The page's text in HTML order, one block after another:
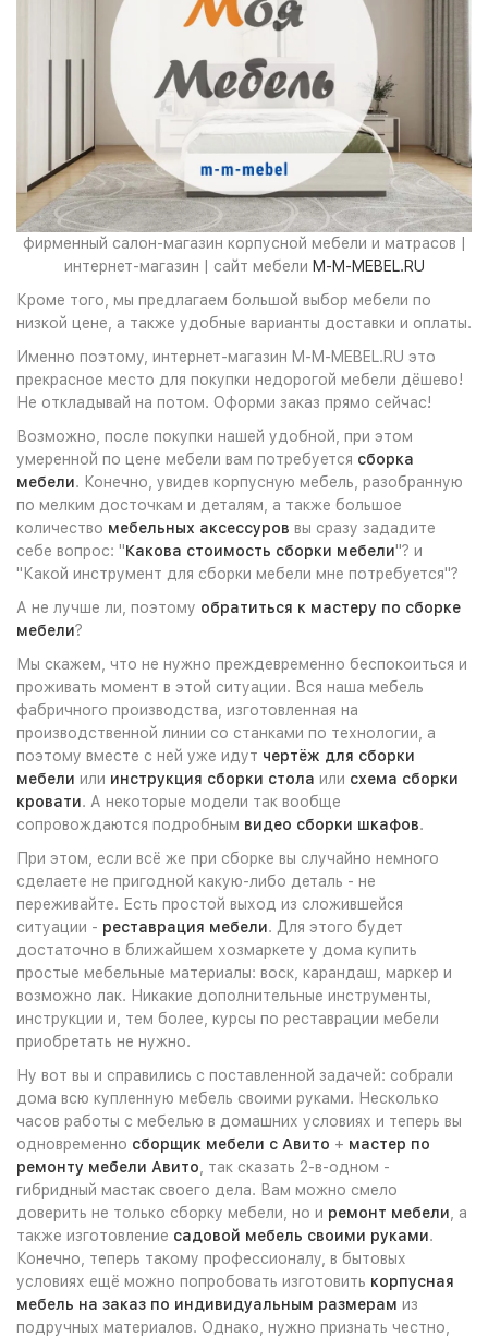
фирменный салон-магазин корпусной мебели и матрасов |
интернет-магазин | сайт мебели M-M-MEBEL.RU
Кроме того, мы предлагаем большой выбор мебели по
низкой цене, а также удобные варианты доставки и оплаты.
Именно поэтому, интернет-магазин M-M-MEBEL.RU это
прекрасное место для покупки недорогой мебели дёшево!
Не откладывай на потом. Оформи заказ прямо сейчас!
Возможно, после покупки нашей удобной, при этом
умеренной по цене мебели вам потребуется сборка
мебели. Конечно, увидев корпусную мебель, разобранную
по мелким досточкам и деталям, а также большое
количество мебельных аксессуров вы сразу зададите
себе вопрос: "Какова стоимость сборки мебели"? и
"Какой инструмент для сборки мебели мне потребуется"?
А не лучше ли, поэтому обратиться к мастеру по сборке
мебели?
Мы скажем, что не нужно преждевременно беспокоиться и
проживать момент в этой ситуации. Вся наша мебель
фабричного производства, изготовленная на
производственной линии со станками по технологии, а
поэтому вместе с ней уже идут чертёж для сборки
мебели или инструкция сборки стола или схема сборки
кровати. А некоторые модели так вообще
сопровождаются подробным видео сборки шкафов.
При этом, если всё же при сборке вы случайно немного
сделаете не пригодной какую-либо деталь - не
переживайте. Есть простой выход из сложившейся
ситуации - реставрация мебели. Для этого будет
достаточно в ближайшем хозмаркете у дома купить
простые мебельные материалы: воск, карандаш, маркер и
возможно лак. Никакие дополнительные инструменты,
инструкции и, тем более, курсы по реставрации мебели
приобретать не нужно.
Ну вот вы и справились с поставленной задачей: собрали
дома всю купленную мебель своими руками. Несколько
часов работы с мебелью в домашних условиях и теперь вы
одновременно сборщик мебели с Авито + мастер по
ремонту мебели Авито , так сказать 2-в-одном -
гибридный мастак своего дела. Вам можно смело
доверить не только сборку мебели, но и ремонт мебели , а
также изготовление садовой мебель своими руками.
Конечно, теперь такому профессионалу, в бытовых
условиях ещё можно попробовать изготовить корпусная
мебель на заказ по индивидуальным размерам из
подручных материалов. Однако, нужно признать честно,